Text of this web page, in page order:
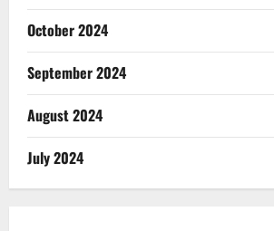
October 2024
September 2024
August 2024
July 2024